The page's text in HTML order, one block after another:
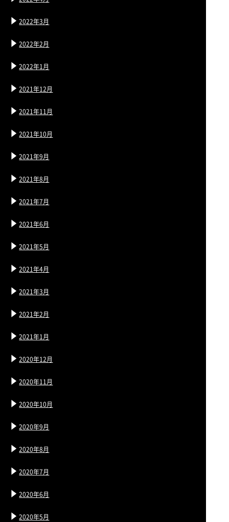
2022年3月
2022年2月
2022年1月
2021年12月
2021年11月
2021年10月
2021年9月
2021年8月
2021年7月
2021年6月
2021年5月
2021年4月
2021年3月
2021年2月
2021年1月
2020年12月
2020年11月
2020年10月
2020年9月
2020年8月
2020年7月
2020年6月
2020年5月